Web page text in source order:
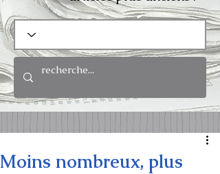
Moins nombreux, plus